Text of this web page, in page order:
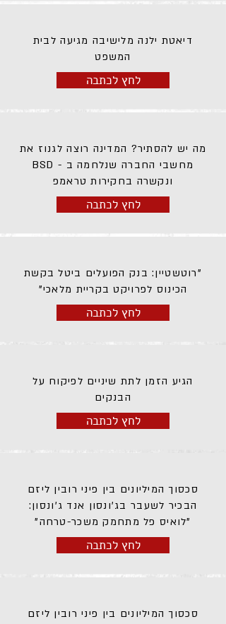
דיאטת ילנה מלישיבה מגיעה לבית
המשפט
לחץ לכתבה
מה יש להסתיר? המדינה רוצה לגנוז את
מחשבי החברה שנלחמה ב - BSD
ונקשרה בחקירות טראמפ
לחץ לכתבה
"רוטשטיין: בנק הפועלים ביטל בקשת
הכינוס לפרויקט בקריית מלאכי"
לחץ לכתבה
הגיע הזמן לתת שיניים לפיקוח על
הבנקים
לחץ לכתבה
סכסוך המיליונים בין פיני רובין ליזם
הבכיר לשעבר בג'ונסון אנד ג'ונסון:
"לואיס פל מתחמק משכר-טרחה"
לחץ לכתבה
סכסוך המיליונים בין פיני רובין ליזם